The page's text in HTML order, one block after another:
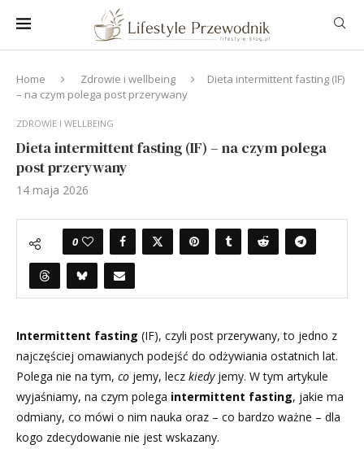
Home Zdrowie i wellbeing
Dieta intermittent fasting (IF)
– na czym polega post przerywany
ZDROWIE I WELLBEING
Dieta intermittent fasting (IF) – na czym polega
post przerywany
14 maja 2026
0
Intermittent fasting (IF), czyli post przerywany, to jedno z
najczęściej omawianych podejść do odżywiania ostatnich lat.
Polega nie na tym, co jemy, lecz kiedyjemy. W tym artykule
wyjaśniamy, na czym polega intermittent fasting, jakie ma
odmiany, co mówi o nim nauka oraz – co bardzo ważne – dla
kogo zdecydowanie nie jest wskazany.